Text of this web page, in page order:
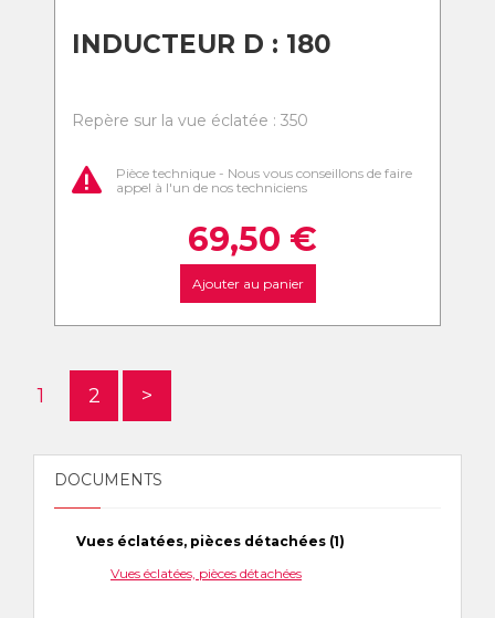
INDUCTEUR D : 180
Repère sur la vue éclatée : 350
Pièce technique - Nous vous conseillons de faire
appel à l'un de nos techniciens
69,50 €
Ajouter au panier
1 2 >
DOCUMENTS
Vues éclatées, pièces détachées (1)
Vues éclatées, pièces détachées